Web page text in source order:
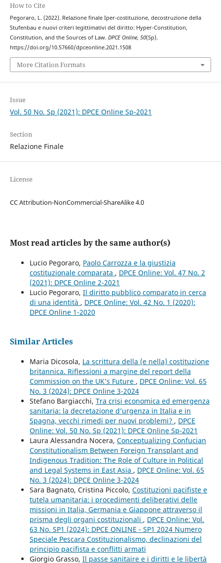
How to Cite
Pegoraro, L. (2022). Relazione finale Iper-costituzione, decostruzione della
Stufenbau e nuovi criteri legittimativi del diritto: Hyper-Constitution,
Constitution, and the Sources of Law. DPCE Online, 50(Sp).
https://doi.org/10.57660/dpceonline.2021.1508
More Citation Formats
Issue
Vol. 50 No. Sp (2021): DPCE Online Sp-2021
Section
Relazione Finale
License
CC Attribution-NonCommercial-ShareAlike 4.0
Most read articles by the same author(s)
Lucio Pegoraro, Paolo Carrozza e la giustizia
costituzionale comparata , DPCE Online: Vol. 47 No. 2
(2021): DPCE Online 2-2021
Lucio Pegoraro, Il diritto pubblico comparato in cerca
di una identità , DPCE Online: Vol. 42 No. 1 (2020):
DPCE Online 1-2020
Similar Articles
Maria Dicosola, La scrittura della (e nella) costituzione
britannica. Riflessioni a margine del report della
Commission on the UK’s Future , DPCE Online: Vol. 65
No. 3 (2024): DPCE Online 3-2024
Stefano Bargiacchi, Tra crisi economica ed emergenza
sanitaria: la decretazione d’urgenza in Italia e in
Spagna, vecchi rimedi per nuovi problemi? , DPCE
Online: Vol. 50 No. Sp (2021): DPCE Online Sp-2021
Laura Alessandra Nocera, Conceptualizing Confucian
Constitutionalism Between Foreign Transplant and
Indigenous Tradition: The Role of Culture in Political
and Legal Systems in East Asia , DPCE Online: Vol. 65
No. 3 (2024): DPCE Online 3-2024
Sara Bagnato, Cristina Piccolo, Costituzioni pacifiste e
tutela umanitaria: i procedimenti deliberativi delle
missioni in Italia, Germania e Giappone attraverso il
prisma degli organi costituzionali , DPCE Online: Vol.
63 No. SP1 (2024): DPCE ONLINE - SP1 2024 Numero
Speciale Pescara Costituzionalismo, declinazioni del
principio pacifista e conflitti armati
Giorgio Grasso, Il passe sanitaire e i diritti e le libertà